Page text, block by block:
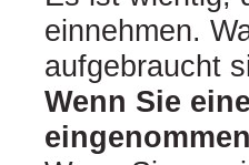
einnehmen.
aufgebraucht
Wenn Sie